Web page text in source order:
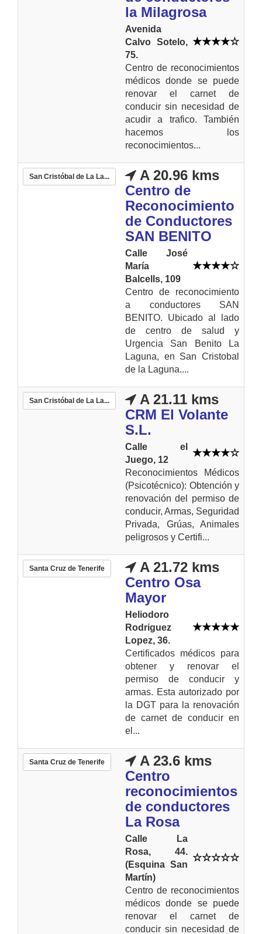
la Milagrosa
Avenida
Calvo Sotelo,
75.
Centro de reconocimientos
médicos donde se puede
renovar el carnet de
conducir sin necesidad de
acudir a trafico. También
hacemos los
reconocimientos...
San Cristóbal de La La...
A 20.96 kms
Centro de
Reconocimiento
de Conductores
SAN BENITO
Calle José
María
Balcells, 109
Centro de reconocimiento
a conductores SAN
BENITO. Ubicado al lado
de centro de salud y
Urgencia San Benito La
Laguna, en San Cristobal
de la Laguna....
San Cristóbal de La La...
A 21.11 kms
CRM El Volante
S.L.
Calle el
Juego, 12
Reconocimientos Médicos
(Psicotécnico): Obtención y
renovación del permiso de
conducir, Armas, Seguridad
Privada, Grúas, Animales
peligrosos y Certifi...
Santa Cruz de Tenerife
A 21.72 kms
Centro Osa
Mayor
Heliodoro
Rodriguez
Lopez, 36.
Certificados médicos para
obtener y renovar el
permiso de conducir y
armas. Esta autorizado por
la DGT para la renovación
de carnet de conducir en
el...
Santa Cruz de Tenerife
A 23.6 kms
Centro
reconocimientos
de conductores
La Rosa
Calle La
Rosa, 44.
(Esquina San
Martín)
Centro de reconocimientos
médicos donde se puede
renovar el carnet de
conducir sin necesidad de